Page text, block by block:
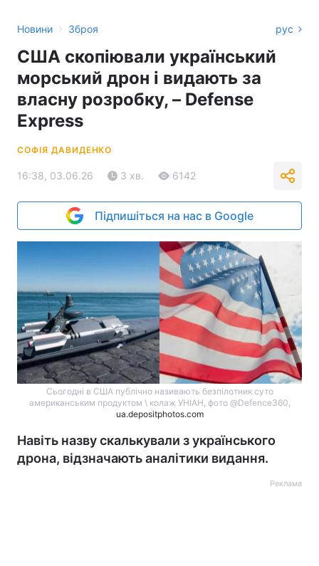
Новини › Зброя рус
США скопіювали український
морський дрон і видають за
власну розробку, – Defense
Express
СОФІЯ ДАВИДЕНКО
16:38, 03.06.26 3 хв. 6142
Підпишіться на нас в Google
Cьогодні в США публічно називають безпілотник суто
американським продуктом \ колаж УНІАН, фото @Defence360,
ua.depositphotos.com
Навіть назву скалькували з українського
дрона, відзначають аналітики видання.
Реклама